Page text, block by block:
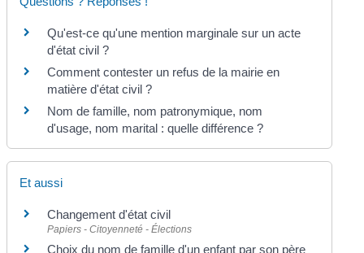
Qu'est-ce qu'une mention marginale sur un acte
d'état civil ?
Comment contester un refus de la mairie en
matière d'état civil ?
Nom de famille, nom patronymique, nom
d'usage, nom marital : quelle différence ?
Et aussi
Changement d'état civil
Papiers - Citoyenneté - Élections
Choix du nom de famille d'un enfant par son père